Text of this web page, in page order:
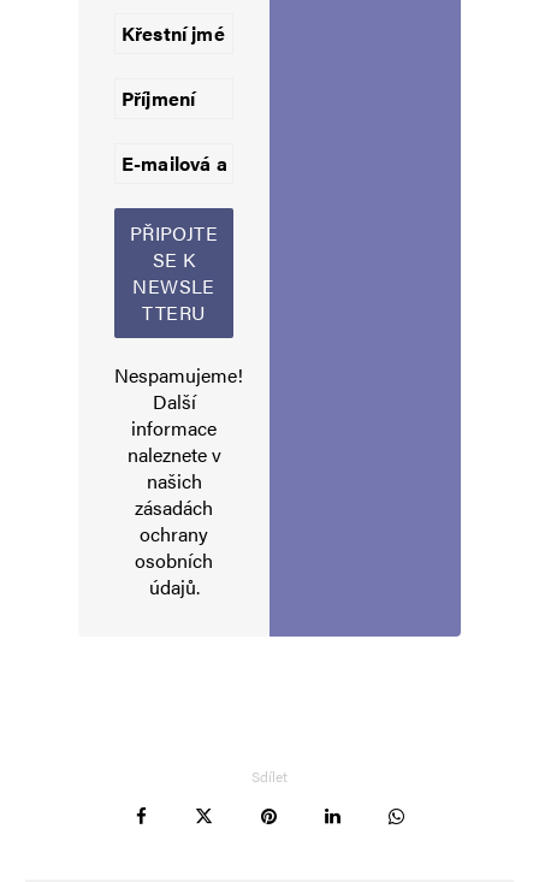
Uložit do prohlížeče jméno, e-mail a webovou stránku pro budoucí
Informujte mě o nových komentářích e-mailem.
Informujte mě o nových příspěvcích e-mailem.
Alternative:
Nespamujeme!
Další
informace
naleznete v
našich
zásadách
ochrany
osobních
údajů.
Sdílet